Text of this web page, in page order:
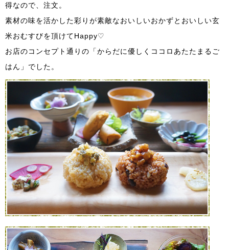
得なので、注文。
素材の味を活かした彩りが素敵なおいしいおかずとおいしい玄
米おむすびを頂けてHappy♡
お店のコンセプト通りの「からだに優しくココロあたたまるご
はん」でした。